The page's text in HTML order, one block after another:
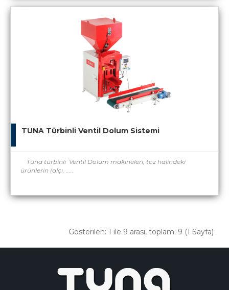
TUNA Türbinli Ventil Dolum Sistemi
Tuna türbinli Ventil Dolum makineleri, toz halindeki
ürünlerin (alçı, .....
Gösterilen: 1 ile 9 arası, toplam: 9 (1 Sayfa)